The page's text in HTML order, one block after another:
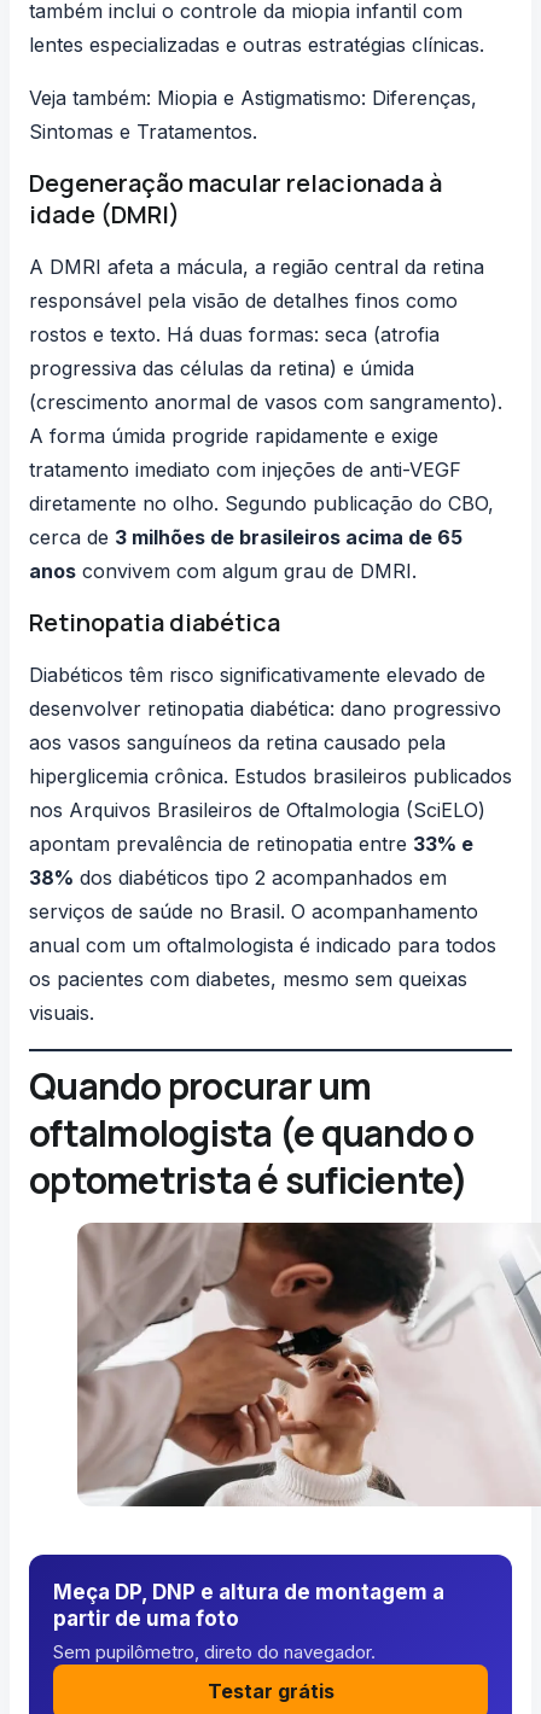
também inclui o controle da miopia infantil com
lentes especializadas e outras estratégias clínicas.
Veja também: Miopia e Astigmatismo: Diferenças,
Sintomas e Tratamentos.
Degeneração macular relacionada à
idade (DMRI)
A DMRI afeta a mácula, a região central da retina
responsável pela visão de detalhes finos como
rostos e texto. Há duas formas: seca (atrofia
progressiva das células da retina) e úmida
(crescimento anormal de vasos com sangramento).
A forma úmida progride rapidamente e exige
tratamento imediato com injeções de anti-VEGF
diretamente no olho. Segundo publicação do CBO,
cerca de 3 milhões de brasileiros acima de 65
anos convivem com algum grau de DMRI.
Retinopatia diabética
Diabéticos têm risco significativamente elevado de
desenvolver retinopatia diabética: dano progressivo
aos vasos sanguíneos da retina causado pela
hiperglicemia crônica. Estudos brasileiros publicados
nos Arquivos Brasileiros de Oftalmologia (SciELO)
apontam prevalência de retinopatia entre 33% e
38% dos diabéticos tipo 2 acompanhados em
serviços de saúde no Brasil. O acompanhamento
anual com um oftalmologista é indicado para todos
os pacientes com diabetes, mesmo sem queixas
visuais.
Quando procurar um
oftalmologista (e quando o
optometrista é suficiente)
Meça DP, DNP e altura de montagem a
partir de uma foto
Sem pupilômetro, direto do navegador.
Testar grátis